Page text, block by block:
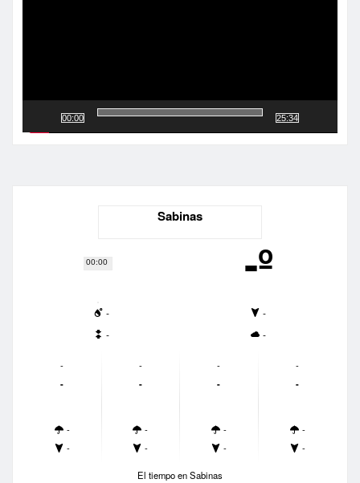
00:00
00:00
25:34
Sabinas
-º
-
-
-
-
-
-
-
-
-
-
-
-
-
-
-
-
-
-
-
-
El tiempo en Sabinas